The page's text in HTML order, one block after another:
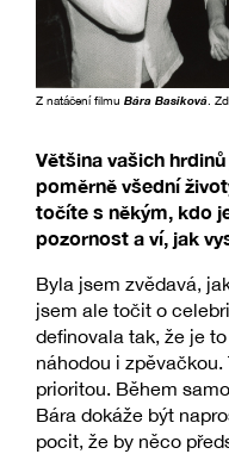
Z natáčení filmu Bára Basiková .
Většina vašich
poměrně všední
točíte s někým, kdo
pozornost a ví, jak
Byla jsem zvědavá,
jsem ale točit o
definovala tak, že je
náhodou i
prioritou. Během
Bára dokáže být
pocit, že by něco